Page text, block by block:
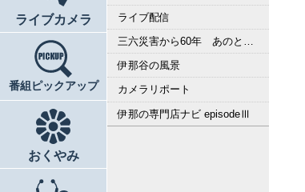
ライブカメラ
番組ピックアップ
おくやみ
ライブ配信
三六災害から60年 あのとき私は･･･
伊那谷の風景
カメラリポート
伊那の専門店ナビ episodeⅢ